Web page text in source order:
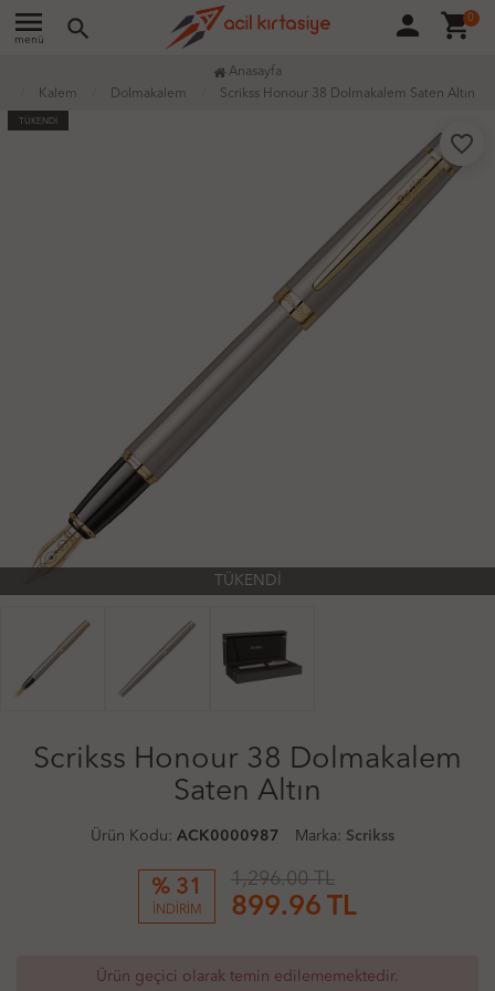
menu
menü search person shopping_cart
0
Anasayfa
Kalem
Dolmakalem Scrikss Honour 38 Dolmakalem Saten Altın
TÜKENDİ
favorite_border
TÜKENDİ
Scrikss Honour 38 Dolmakalem
Saten Altın
Ürün Kodu: ACK0000987 Marka: Scrikss
% 31
İNDİRİM
1,296.00 TL
899.96 TL
Ürün geçici olarak temin edilememektedir.